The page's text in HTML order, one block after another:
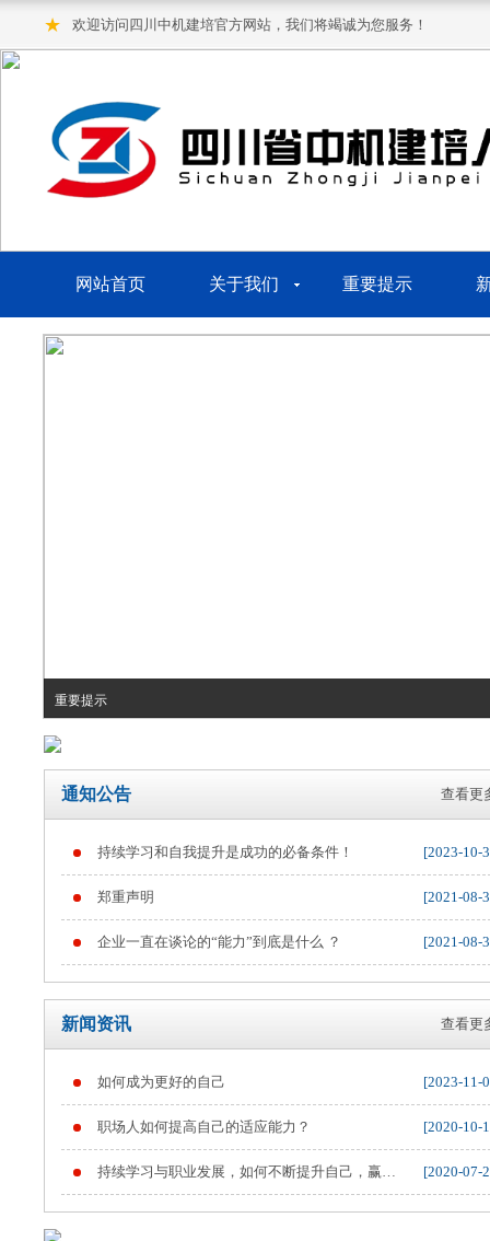
★ 欢迎访问四川中机建培官方网站，我们将竭诚为您服务！
网站首页 关于我们 重要提示
重要提示
重要提示
通知公告 查看更
持续学习和自我提升是成功的必备条件！ [2023-10-
郑重声明 [2021-08-
企业一直在谈论的“能力”到底是什么 ？ [2021-08-
新闻资讯 查看更
如何成为更好的自己 [2023-11-
职场人如何提高自己的适应能力？ [2020-10-
持续学习与职业发展，如何不断提升自己，赢得
职业竞争
[2020-07-